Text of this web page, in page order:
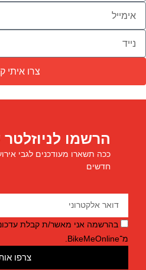
צרו איתי
הרשמו לניוזלטר
ככה תשארו מעודכנים לגבי
חדשים
בהרשמה אני מאשר/ת קבלת
מ־BikeMeOnline.
צרפו